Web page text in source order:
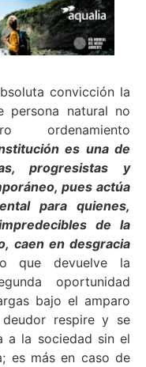
convicción la
persona natural no
ordenamiento
es una de
progresistas y
pues actúa
para quienes,
de la
caen en desgracia
que devuelve la
oportunidad
bajo el amparo
respire y se
a la sociedad sin el
es más en caso de